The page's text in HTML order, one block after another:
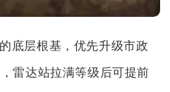
底层根基，优先升级市政
雷达站拉满等级后可提前